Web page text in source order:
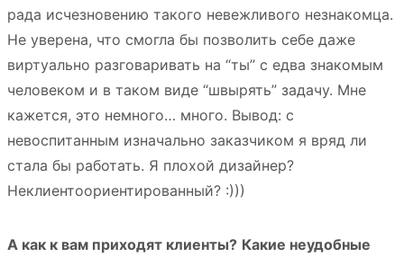
рада исчезновению такого невежливого незнакомца.
Не уверена, что смогла бы позволить себе даже
виртуально разговаривать на “ты” с едва знакомым
человеком и в таком виде “швырять” задачу. Мне
кажется, это немного… много. Вывод: с
невоспитанным изначально заказчиком я вряд ли
стала бы работать. Я плохой дизайнер?
Неклиентоориентированный? :)))
А как к вам приходят клиенты? Какие неудобные